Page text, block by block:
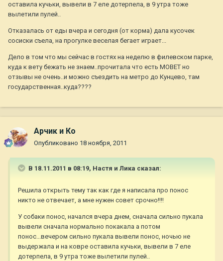
оставила кучьки, вывели в 7 еле дотерпела, в 9 утра тоже
вылетили пулей..
Отказалась от еды вчера и сегодня (от корма) дала кусочек
сосиски съела, на прогулке веселая бегает играет...
Дело в том что мы сейчас в гостях на неделю в филевском парке,
куда к вету бежать не знаем..прочитала что есть МОВЕТ но
отзывы не очень..и можно съездить на метро до Кунцево, там
государственная..куда????
Арчик и Ко
Опубликовано 18 ноября, 2011
В 18.11.2011 в 08:19, Настя и Лика сказал:
Решила открыть тему так как где я написала про понос
никто не отвечает, а мне нужен совет срочно!!!!
У собаки понос, начался вчера днем, сначала сильно пукала
вывели сначала нормально покакала а потом
понос...вечером сильно пукала вывели понос, ночью не
выдержала и на ковре оставила кучьки, вывели в 7 еле
дотерпела, в 9 утра тоже вылетили пулей..